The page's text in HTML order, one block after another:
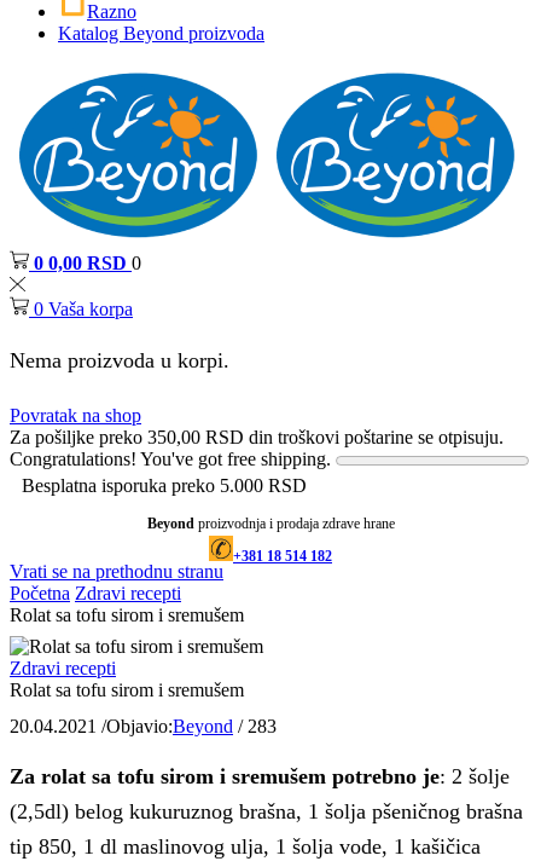
Razno
Katalog Beyond proizvoda
0 0,00 RSD 0
0 Vaša korpa
Nema proizvoda u korpi.
Povratak na shop
Za pošiljke preko 350,00 RSD din troškovi poštarine se otpisuju.
Congratulations! You've got free shipping.
Besplatna isporuka preko 5.000 RSD
Beyond proizvodnja i prodaja zdrave hrane
+381 18 514 182
Vrati se na prethodnu stranu
Početna Zdravi recepti
Rolat sa tofu sirom i sremušem
Zdravi recepti
Rolat sa tofu sirom i sremušem
20.04.2021 /Objavio:Beyond / 283
Za rolat sa tofu sirom i sremušem potrebno je: 2 šolje
(2,5dl) belog kukuruznog brašna, 1 šolja pšeničnog brašna
tip 850, 1 dl maslinovog ulja, 1 šolja vode, 1 kašičica